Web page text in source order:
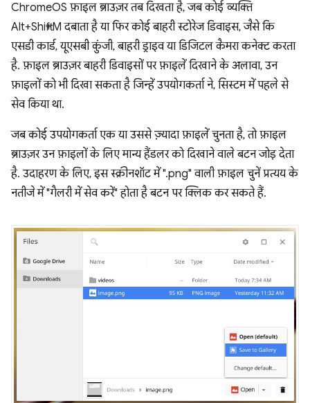
ChromeOS फ़ाइल ब्राउज़र तब दिखता है, जब कोई व्यक्ति
Alt+Shift+M दबाता है या फिर कोई बाहरी स्टोरेज डिवाइस, जैसे कि
एसडी कार्ड, यूएसबी कुंजी, बाहरी ड्राइव या डिजिटल कैमरा कनेक्ट करता
है. फ़ाइल ब्राउज़र बाहरी डिवाइसों पर फ़ाइलें दिखाने के अलावा, उन
फ़ाइलों को भी दिखा सकता है जिन्हें उपयोगकर्ता ने, सिस्टम में पहले से
सेव किया था.
जब कोई उपयोगकर्ता एक या उससे ज़्यादा फ़ाइलें चुनता है, तो फ़ाइल
ब्राउज़र उन फ़ाइलों के लिए मान्य हैंडलर को दिखाने वाले बटन जोड़ देता
है. उदाहरण के लिए, इस स्क्रीनशॉट में ".png" वाली फ़ाइल चुनें प्रत्यय के
नतीजे में "गैलरी में सेव करें" होता है बटन पर क्लिक कर सकते हैं.